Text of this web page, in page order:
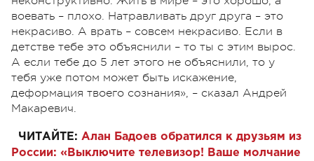
воевать – плохо. Натравливать друг друга – это
некрасиво. А врать – совсем некрасиво. Если в
детстве тебе это объяснили – то ты с этим вырос.
А если тебе до 5 лет этого не объяснили, то у
тебя уже потом может быть искажение,
деформация твоего сознания», – сказал Андрей
Макаревич.
ЧИТАЙТЕ: Алан Бадоев обратился к друзьям из
России: «Выключите телевизор! Ваше молчание